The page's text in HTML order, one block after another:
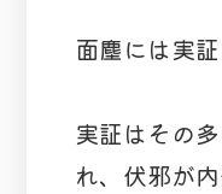
面塵には実
実証はその
れ、伏邪が